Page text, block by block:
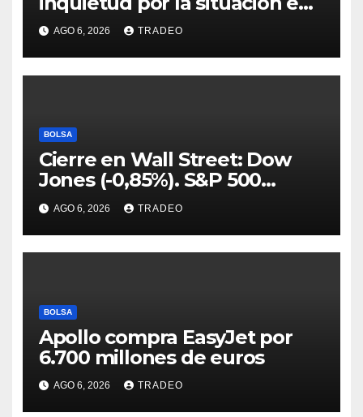
Ormuz
AGO 6, 2026 TRADEO
BOLSA
Cierre en Wall Street: Dow
Jones (-0,85%). S&P 500
(-0,18%) y Nasdaq (-0,06%)
AGO 6, 2026 TRADEO
BOLSA
Apollo compra EasyJet por
6.700 millones de euros
AGO 6, 2026 TRADEO